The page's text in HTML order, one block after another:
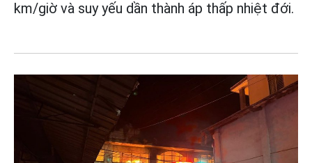
km/giờ và suy yếu dần thành áp thấp nhiệt đới.